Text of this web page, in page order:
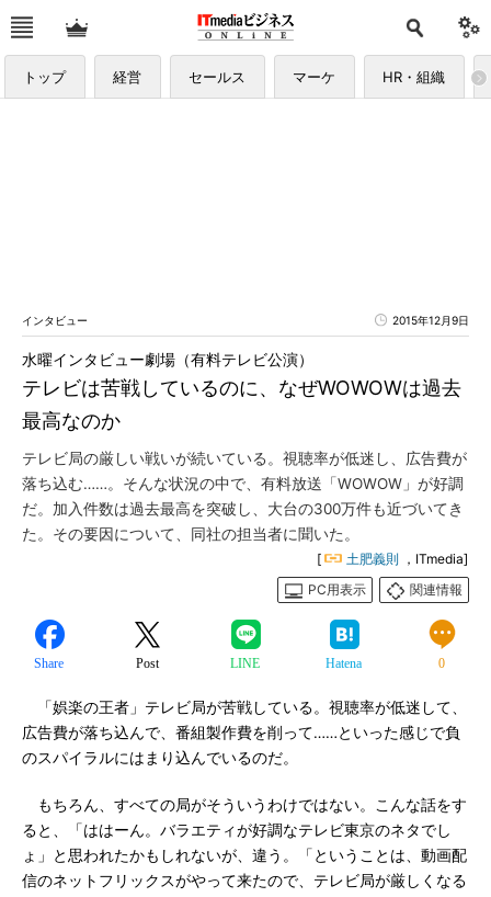
トップ 経営 セールス マーケ HR・組織
インタビュー 2015年12月9日
テレビは苦戦しているのに、なぜWOWOWは過去
最高なのか
水曜インタビュー劇場（有料テレビ公演）
テレビ局の厳しい戦いが続いている。視聴率が低迷し、広告費が
落ち込む……。そんな状況の中で、有料放送「WOWOW」が好調
だ。加入件数は過去最高を突破し、大台の300万件も近づいてき
た。その要因について、同社の担当者に聞いた。
[ 土肥義則 ，ITmedia]
PC用表示
関連情報
Share Post LINE Hatena 0
「娯楽の王者」テレビ局が苦戦している。視聴率が低迷して、
広告費が落ち込んで、番組製作費を削って……といった感じで負
のスパイラルにはまり込んでいるのだ。
もちろん、すべての局がそういうわけではない。こんな話をす
ると、「ははーん。バラエティが好調なテレビ東京のネタでし
ょ」と思われたかもしれないが、違う。「ということは、動画配
信のネットフリックスがやって来たので、テレビ局が厳しくなる